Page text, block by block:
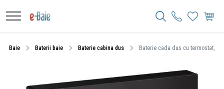
Baie Baterii baie Baterie cabina dus Baterie cada dus cu termostat,